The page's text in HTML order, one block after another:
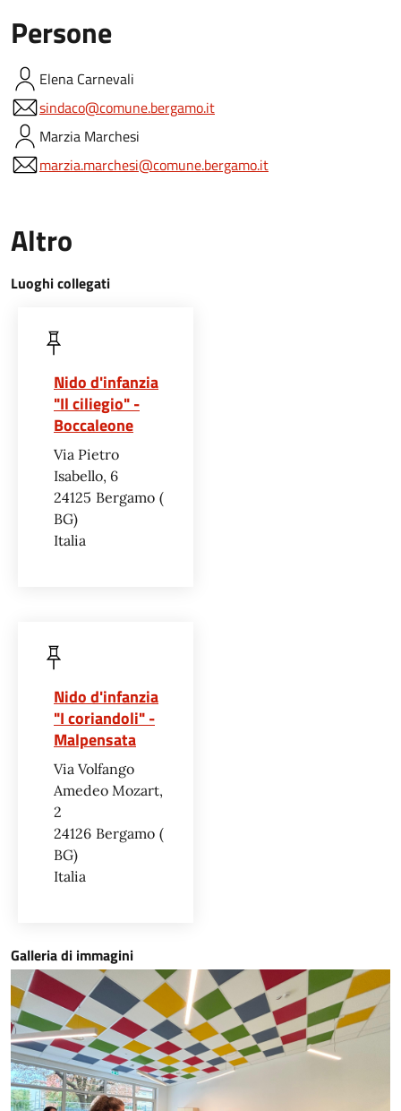
Persone
Elena Carnevali
sindaco@comune.bergamo.it
Marzia Marchesi
marzia.marchesi@comune.bergamo.it
Altro
Luoghi collegati
Nido d'infanzia
"Il ciliegio" -
Boccaleone
Via Pietro
Isabello, 6
24125 Bergamo
BG
Italia
Nido d'infanzia
"I coriandoli" -
Malpensata
Via Volfango
Amedeo Mozart,
2
24126 Bergamo
BG
Italia
Galleria di immagini